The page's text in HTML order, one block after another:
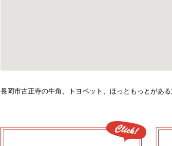
長岡市古正寺の牛角、トヨペット、ほっともっとがある